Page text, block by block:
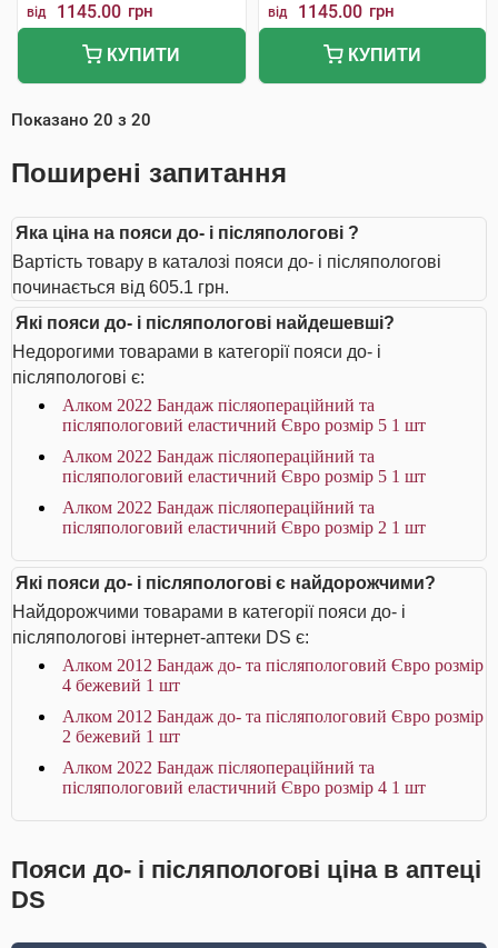
від 1145.00 грн
КУПИТИ
від 1145.00 грн
КУПИТИ
Показано 20 з 20
Поширені запитання
Яка ціна на пояси до- і післяпологові ?
Вартість товару в каталозі пояси до- і післяпологові
починається від 605.1 грн.
Які пояси до- і післяпологові найдешевші?
Недорогими товарами в категорії пояси до- і
післяпологові є:
Алком 2022 Бандаж післяопераційний та
післяпологовий еластичний Євро розмір 5 1 шт
Алком 2022 Бандаж післяопераційний та
післяпологовий еластичний Євро розмір 5 1 шт
Алком 2022 Бандаж післяопераційний та
післяпологовий еластичний Євро розмір 2 1 шт
Які пояси до- і післяпологові є найдорожчими?
Найдорожчими товарами в категорії пояси до- і
післяпологові інтернет-аптеки DS є:
Алком 2012 Бандаж до- та післяпологовий Євро розмір
4 бежевий 1 шт
Алком 2012 Бандаж до- та післяпологовий Євро розмір
2 бежевий 1 шт
Алком 2022 Бандаж післяопераційний та
післяпологовий еластичний Євро розмір 4 1 шт
Пояси до- і післяпологові ціна в аптеці
DS